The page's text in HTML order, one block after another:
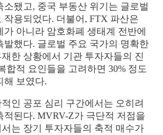
소됐고, 중국 부동산 위기는 글로벌
작용되었다. 더불어, FTX 파산은
아니라 암호화폐 생태계 전반에
발했다. 글로벌 주요 국가의 명확한
한 상황에서 기관 투자자들의 진
합적 요인들을 고려하면 30% 정도
해 보였다.
인 공포 심리 구간에서는 오히려
적된다. MVRV-Z가 극단적 저점을
는 장기 투자자들의 축적 매수가